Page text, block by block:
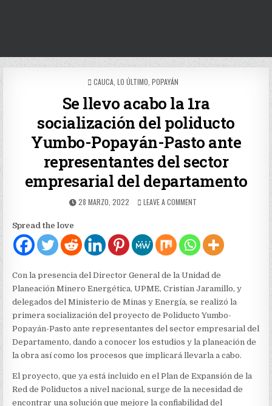
POSTED
CAUCA LO ÚLTIMO POPAYÁN
Se llevo acabo la 1ra
socialización del poliducto
Yumbo-Popayán-Pasto ante
representantes del sector
empresarial del departamento
PUBLISHED
28 MARZO, 2022 LEAVE A COMMENT
ACABO
LA
1RA
DEL
POLIDUCTO
YUMBO-
POPAYÁN-
PASTO
ANTE
REPRESENTANTES
DEL
SECTOR
DEL
DEPARTAMENTO
Spread the love
Con la presencia del Director General de la Unidad de
Planeación Minero Energética, UPME, Cristian Jaramillo, y
delegados del Ministerio de Minas y Energía, se realizó la
primera socialización del proyecto de Poliducto Yumbo-
Popayán-Pasto ante representantes del sector empresarial del
Departamento, dando a conocer los estudios y la planeación de
la obra así como los procesos que implicará llevarla a cabo.
El proyecto, que ya está incluido en el Plan de Expansión de la
Red de Poliductos a nivel nacional, surge de la necesidad de
encontrar una solución que mejore la confiabilidad del